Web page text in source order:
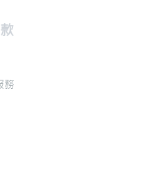
務